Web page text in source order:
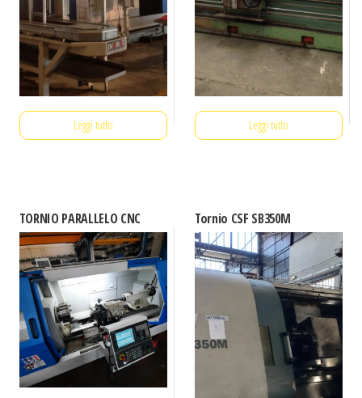
Leggi tutto Leggi tutto
TORNIO PARALLELO CNC Tornio CSF SB350M